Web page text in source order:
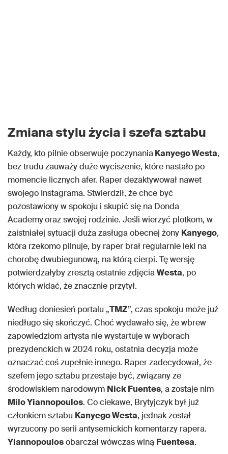
Zmiana stylu życia i szefa sztabu
Każdy, kto pilnie obserwuje poczynaniaKanyego Westa,
bez trudu zauważy duże wyciszenie, które nastało po
momencie licznych afer. Raper dezaktywował nawet
swojego Instagrama. Stwierdził, że chce być
pozostawiony w spokoju i skupić się na Donda
Academyoraz swojej rodzinie. Jeśli wierzyć plotkom, w
zaistniałej sytuacji duża zasługa obecnej żony Kanyego,
która rzekomo pilnuje, by raper brał regularnie leki na
chorobę dwubiegunową, na którą cierpi. Tę wersję
potwierdzałyby zresztą ostatnie zdjęciaWesta, po
których widać, że znacznie przytył.
Według doniesień portalu „TMZ”, czas spokoju może już
niedługo się skończyć. Choć wydawało się, że wbrew
zapowiedziom artysta nie wystartuje w wyborach
prezydenckich w 2024 roku, ostatnia decyzja może
oznaczać coś zupełnie innego. Raper zadecydował, że
szefem jego sztabu przestaje być, związany ze
środowiskiem narodowym Nick Fuentes, a zostaje nim
Milo Yiannopoulos. Co ciekawe, Brytyjczyk był już
członkiem sztabu Kanyego Westa, jednak został
wyrzucony po serii antysemickich komentarzy rapera.
Yiannopoulosobarczał wówczas winą Fuentesa.